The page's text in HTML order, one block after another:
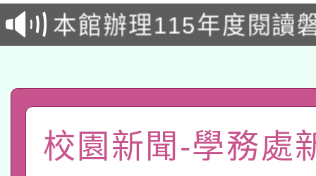
招)
本館辦理115年度閱讀
暨閱讀推動專業研習
科技賦能─人工智慧
礎課程
A3數位素養講師名單
pilot」
有關大陸委員會函釋公
校園新聞-學務處